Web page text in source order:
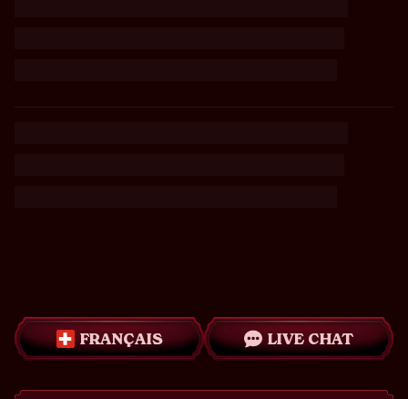
FRANÇAIS LIVE CHAT